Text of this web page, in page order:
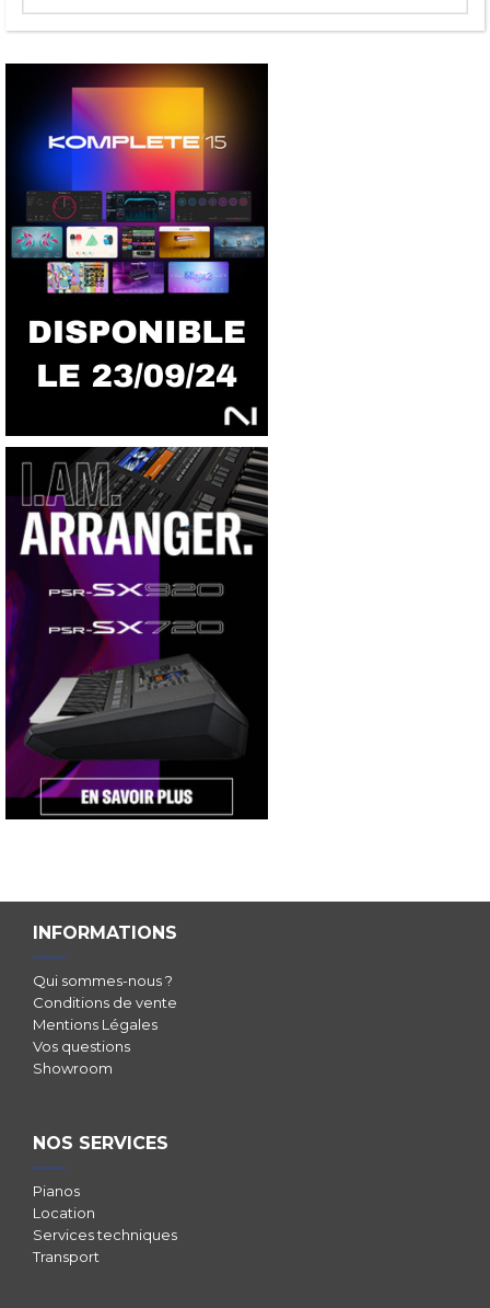
INFORMATIONS
Qui sommes-nous ?
Conditions de vente
Mentions Légales
Vos questions
Showroom
NOS SERVICES
Pianos
Location
Services techniques
Transport